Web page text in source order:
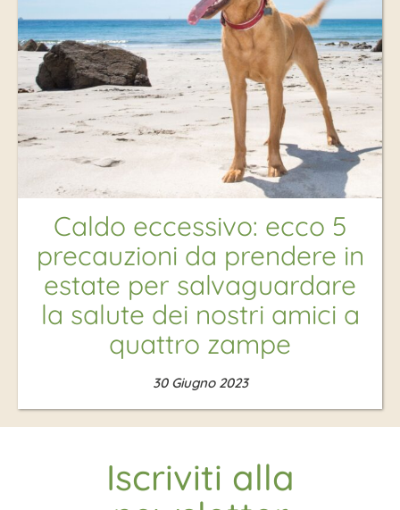
Caldo eccessivo: ecco 5
precauzioni da prendere in
estate per salvaguardare
la salute dei nostri amici a
quattro zampe
30 Giugno 2023
Iscriviti alla